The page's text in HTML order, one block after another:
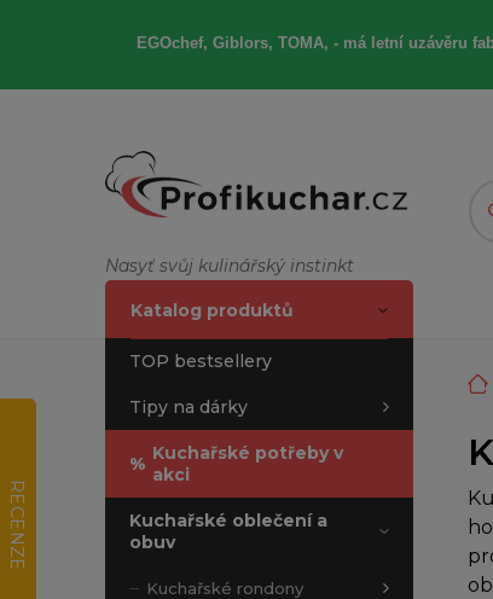
EGOchef, Giblors, TOMA, -má letní uzávěru
Nasyť svůj kulinářský instinkt
Katalog produktů
TOP bestsellery
Tipy na dárky
% Kuchařské potřeby v
akci
Kuchařské oblečení a
obuv
Kuchařské rondony
RECENZE